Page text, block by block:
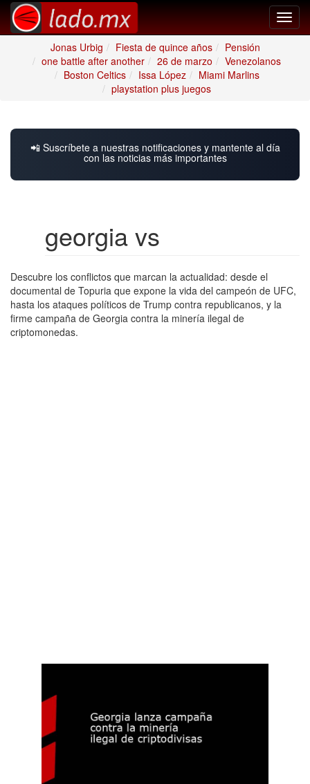
Jonas Urbig
Fiesta de quince años
Pensión
one battle after another
26 de marzo
Venezolanos
Boston Celtics
Issa López
Miami Marlins
playstation plus juegos
📲 Suscríbete a nuestras notificaciones y mantente al día
con las noticias más importantes
georgia vs
Descubre los conflictos que marcan la actualidad: desde el
documental de Topuria que expone la vida del campeón de UFC,
hasta los ataques políticos de Trump contra republicanos, y la
firme campaña de Georgia contra la minería ilegal de
criptomonedas.